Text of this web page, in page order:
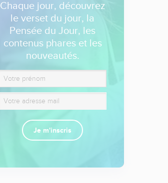
Chaque jour, découvrez
le verset du jour, la
Pensée du Jour, les
contenus phares et les
nouveautés.
Je m'inscris